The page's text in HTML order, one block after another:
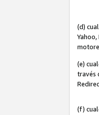
(d)
(e)
través
(f)